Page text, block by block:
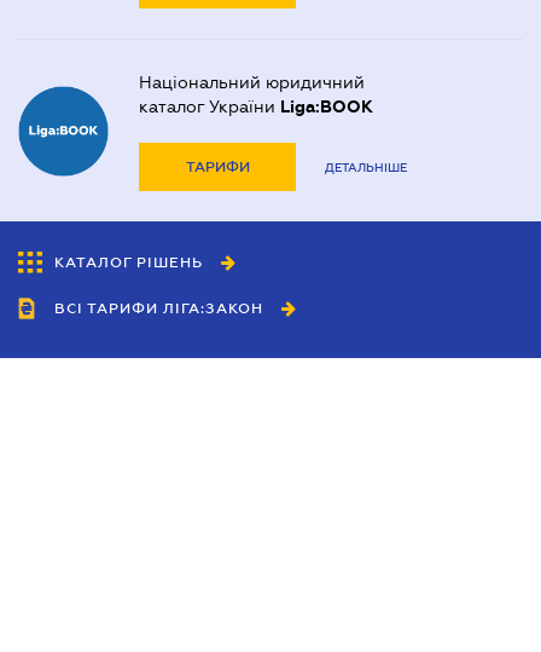
Національний юридичний
каталог України Liga:BOOK
ТАРИФИ ДЕТАЛЬНІШЕ
КАТАЛОГ РІШЕНЬ
ВСІ ТАРИФИ ЛІГА:ЗАКОН